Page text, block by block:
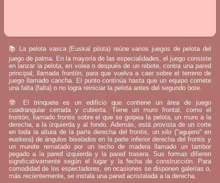
📚 La pelota vasca (Euskal pilota) reúne varios juegos de pelota del
juego de palma. En la mayoría de las especialidades, el juego consiste
en lanzar la pelota, en volea o después de un rebote, contra una pared
principal, llamada frontón, para que vuelva a caer sobre el terreno de
juego llamado cancha. El punto continúa hasta que un equipo comete
una falta (falta) o no logra reiniciar la pelota antes del segundo bote.
🤓 El trinquete es un edificio que contiene un área de juego
cuadrangular cerrada y cubierta. Tiene un muro frontal, como el
frontón, llamado frontis sobre el que se golpea la pelota, un muro a la
derecha, a la izquierda y al fondo. Además, está provista de un corte
en toda la altura de la parte derecha del frontis, un xilo ("agujero" en
euskera) de ángulos biselados en la parte inferior derecha del frontis y
un murete rematado por un techo de madera llamado un tambor
pegado a la pared izquierda y la pared trasera. Sus formas difieren
significativamente según el lugar y la fecha de construcción. Para
comodidad de los espectadores, en ocasiones se disponen galerías o,
más recientemente, se instala una pared acristalada a la derecha.